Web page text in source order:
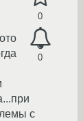
0
0
с